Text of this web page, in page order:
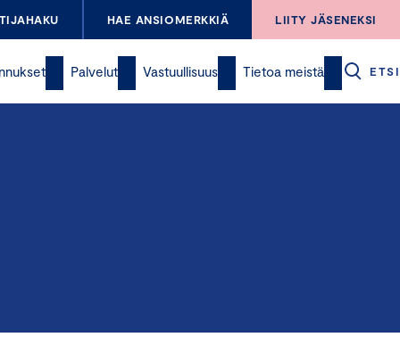
HAE ANSIOMERKKIÄ LIITY JÄSENEKSI
Palvelut Vastuullisuus Tietoa meistä ETSI